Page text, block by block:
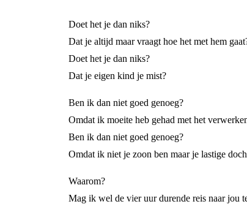
Doet het je dan niks?
Dat je altijd maar vraagt hoe het met hem
Doet het je dan niks?
Dat je eigen kind je mist?
Ben ik dan niet goed genoeg?
Omdat ik moeite heb gehad met het
Ben ik dan niet goed genoeg?
Omdat ik niet je zoon ben maar je lastige
Waarom?
Mag ik wel de vier uur durende reis naar jou